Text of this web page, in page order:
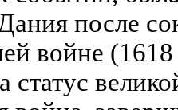
после
войне
статус